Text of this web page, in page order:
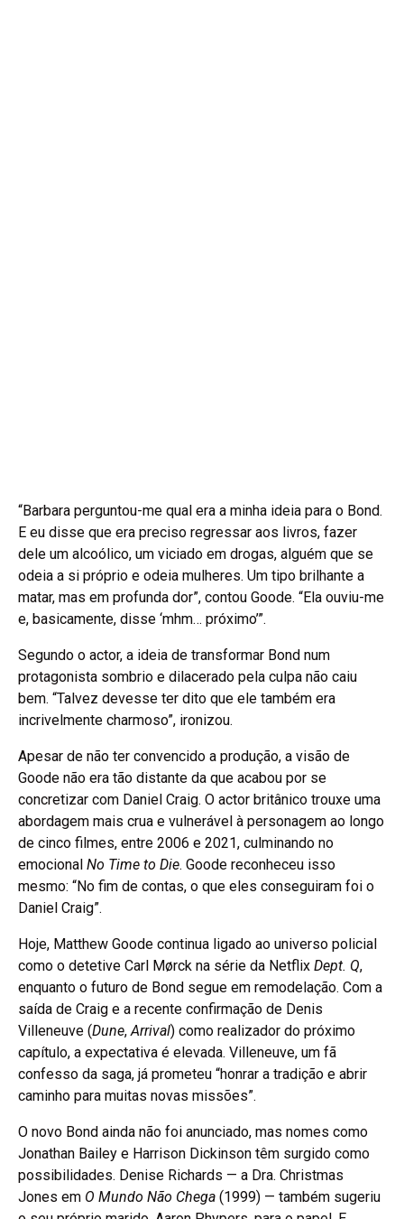
“Barbara perguntou-me qual era a minha ideia para o Bond.
E eu disse que era preciso regressar aos livros, fazer
dele um alcoólico, um viciado em drogas, alguém que se
odeia a si próprio e odeia mulheres. Um tipo brilhante a
matar, mas em profunda dor”, contou Goode. “Ela ouviu-me
e, basicamente, disse ‘mhm… próximo’”.
Segundo o actor, a ideia de transformar Bond num
protagonista sombrio e dilacerado pela culpa não caiu
bem. “Talvez devesse ter dito que ele também era
incrivelmente charmoso”, ironizou.
Apesar de não ter convencido a produção, a visão de
Goode não era tão distante da que acabou por se
concretizar com Daniel Craig. O actor britânico trouxe uma
abordagem mais crua e vulnerável à personagem ao longo
de cinco filmes, entre 2006 e 2021, culminando no
emocional No Time to Die. Goode reconheceu isso
mesmo: “No fim de contas, o que eles conseguiram foi o
Daniel Craig”.
Hoje, Matthew Goode continua ligado ao universo policial
como o detetive Carl Mørck na série da Netflix Dept. Q,
enquanto o futuro de Bond segue em remodelação. Com a
saída de Craig e a recente confirmação de Denis
Villeneuve (Dune, Arrival) como realizador do próximo
capítulo, a expectativa é elevada. Villeneuve, um fã
confesso da saga, já prometeu “honrar a tradição e abrir
caminho para muitas novas missões”.
O novo Bond ainda não foi anunciado, mas nomes como
Jonathan Bailey e Harrison Dickinson têm surgido como
possibilidades. Denise Richards — a Dra. Christmas
Jones em O Mundo Não Chega (1999) — também sugeriu